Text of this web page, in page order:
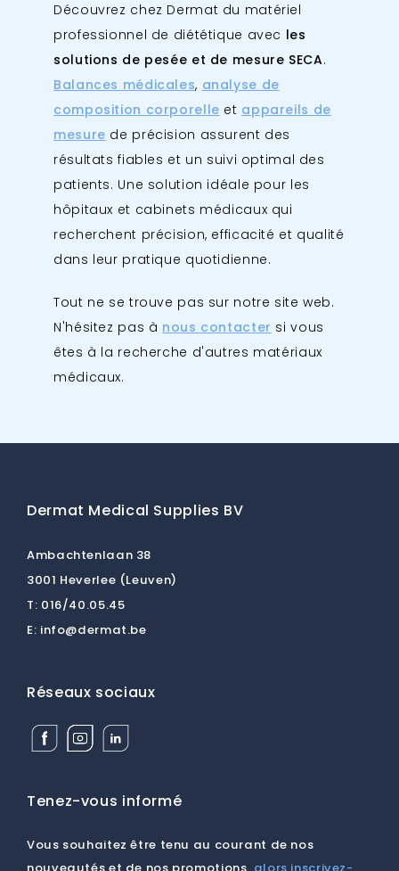
Découvrez chez Dermat du matériel
professionnel de diététique avec les
solutions de pesée et de mesure SECA.
Balances médicales, analyse de
composition corporelle et appareils de
mesure de précision assurent des
résultats fiables et un suivi optimal des
patients. Une solution idéale pour les
hôpitaux et cabinets médicaux qui
recherchent précision, efficacité et qualité
dans leur pratique quotidienne.
Tout ne se trouve pas sur notre site web.
N'hésitez pas à nous contacter si vous
êtes à la recherche d'autres matériaux
médicaux.
Dermat Medical Supplies BV
Ambachtenlaan 38
3001 Heverlee (Leuven)
T: 016/40.05.45
E: info@dermat.be
Réseaux sociaux
Facebook
Dermat
BV
Instagram
Dermat
BV
Linkedin
Dermat
BV
Tenez-vous informé
Vous souhaitez être tenu au courant de nos